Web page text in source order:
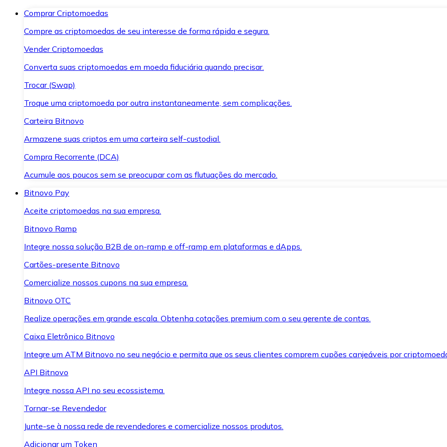
Comprar Criptomoedas
Compre as criptomoedas de seu interesse de forma rápida e segura.
Vender Criptomoedas
Converta suas criptomoedas em moeda fiduciária quando precisar.
Trocar (Swap)
Troque uma criptomoeda por outra instantaneamente, sem complicações.
Carteira Bitnovo
Armazene suas criptos em uma carteira self-custodial.
Compra Recorrente (DCA)
Acumule aos poucos sem se preocupar com as flutuações do mercado.
Bitnovo Pay
Aceite criptomoedas na sua empresa.
Bitnovo Ramp
Integre nossa solução B2B de on-ramp e off-ramp em plataformas e dApps.
Cartões-presente Bitnovo
Comercialize nossos cupons na sua empresa.
Bitnovo OTC
Realize operações em grande escala. Obtenha cotações premium com o seu gerente de contas.
Caixa Eletrônico Bitnovo
Integre um ATM Bitnovo no seu negócio e permita que os seus clientes comprem cupões canjeáveis por
API Bitnovo
Integre nossa API no seu ecossistema.
Tornar-se Revendedor
Junte-se à nossa rede de revendedores e comercialize nossos produtos.
Adicionar um Token